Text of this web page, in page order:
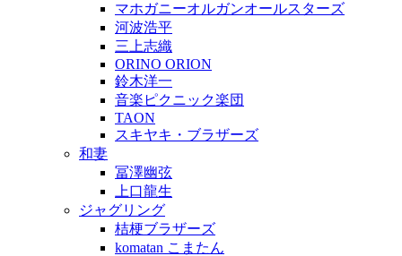
マホガニーオルガンオールスターズ
河波浩平
三上志織
ORINO ORION
鈴木洋一
音楽ピクニック楽団
TAON
スキヤキ・ブラザーズ
和妻
冨澤幽弦
上口龍生
ジャグリング
桔梗ブラザーズ
komatan こまたん